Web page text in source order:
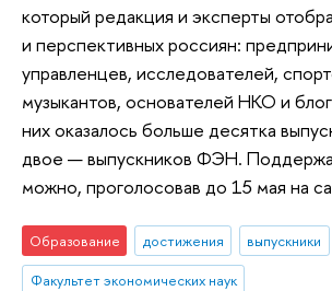
который редакция и эксперты
и перспективных россиян:
управленцев, исследователей,
музыкантов, основателей НКО и
них оказалось больше десятка
двое — выпускников ФЭН.
можно, проголосовав до 15 мая на
Образование достижения
выпускники
Факультет экономических наук